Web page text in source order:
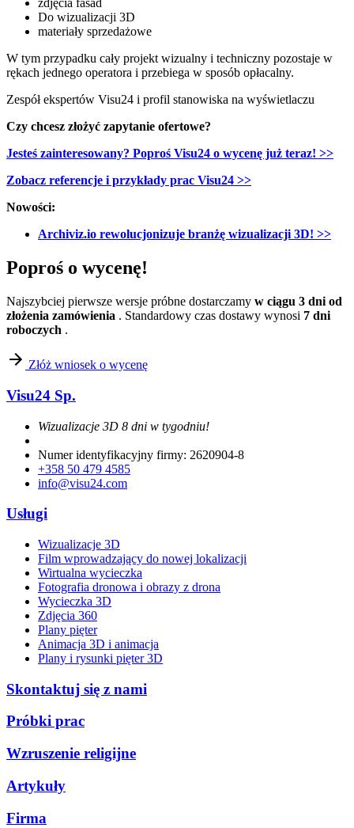
zdjęcia fasad
Do wizualizacji 3D
materiały sprzedażowe
W tym przypadku cały projekt wizualny i techniczny pozostaje w
rękach jednego operatora i przebiega w sposób opłacalny.
Zespół ekspertów Visu24 i profil stanowiska na wyświetlaczu
Czy chcesz złożyć zapytanie ofertowe?
Jesteś zainteresowany? Poproś Visu24 o wycenę już teraz! >>
Zobacz referencje i przykłady prac Visu24 >>
Nowości:
Archiviz.io rewolucjonizuje branżę wizualizacji 3D! >>
Poproś o wycenę!
Najszybciej pierwsze wersje próbne dostarczamy w ciągu 3 dni od
złożenia zamówienia . Standardowy czas dostawy wynosi 7 dni
roboczych .
Złóż wniosek o wycenę
Visu24 Sp.
Wizualizacje 3D 8 dni w tygodniu!
Numer identyfikacyjny firmy: 2620904-8
+358 50 479 4585
info@visu24.com
Usługi
Wizualizacje 3D
Film wprowadzający do nowej lokalizacji
Wirtualna wycieczka
Fotografia dronowa i obrazy z drona
Wycieczka 3D
Zdjęcia 360
Plany pięter
Animacja 3D i animacja​
Plany i rysunki pięter 3D​
Skontaktuj się z nami
Próbki prac
Wzruszenie religijne
Artykuły
Firma